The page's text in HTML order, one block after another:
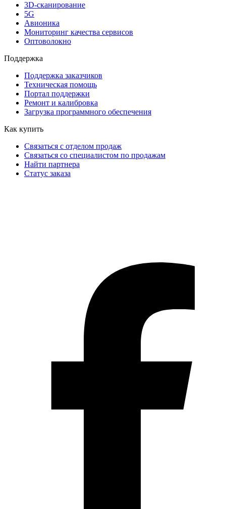
3D-сканирование
5G
Авионика
Мониторинг качества сервисов
Оптоволокно
Поддержка
Поддержка заказчиков
Техническая помощь
Портал поддержки
Ремонт и калибровка
Загрузка программного обеспечения
Как купить
Связаться с отделом продаж
Связаться со специалистом по продажам
Найти партнера
Статус заказа